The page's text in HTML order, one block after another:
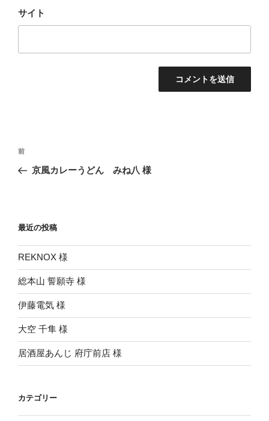
サイト
投
ナ
ー
シ
ョ
ン
前
の
前
京風カレーうどん みね八 様
最近の投稿
REKNOX 様
総本山 誓願寺 様
伊藤電気 様
大空 千隼 様
居酒屋あんじ 府庁前店 様
カテゴリー